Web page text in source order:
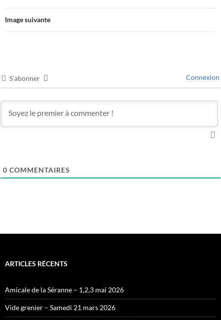
Image suivante
S’abonner Connexion
0 COMMENTAIRES
ARTICLES RÉCENTS
Amicale de la Séranne – 1,2,3 mai 2026
Vide grenier – Samedi 21 mars 2026